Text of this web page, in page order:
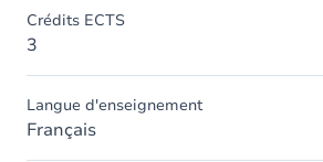
Crédits ECTS
3
Langue d'enseignement
Français